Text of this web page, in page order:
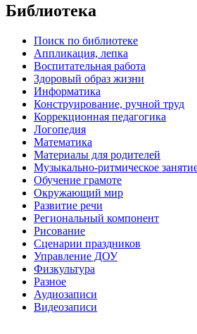
Библиотека
Поиск по библиотеке
Аппликация, лепка
Воспитательная работа
Здоровый образ жизни
Информатика
Конструирование, ручной труд
Коррекционная педагогика
Логопедия
Математика
Материалы для родителей
Музыкально-ритмическое
Обучение грамоте
Окружающий мир
Развитие речи
Региональный компонент
Рисование
Сценарии праздников
Управление ДОУ
Физкультура
Разное
Аудиозаписи
Видеозаписи